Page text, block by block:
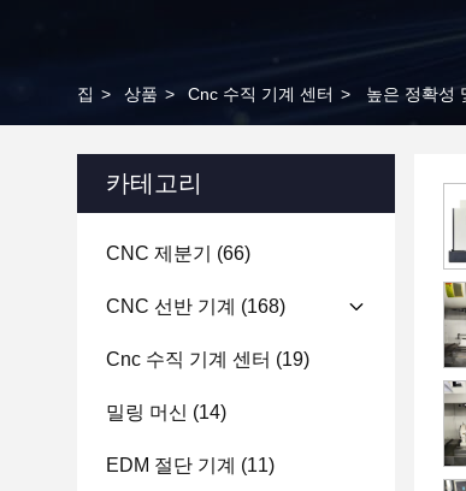
집 > 상품 > Cnc 수직 기계 센터 > 높은 정확성
카테고리
CNC 제분기 (66)
CNC 선반 기계 (168)
Cnc 수직 기계 센터 (19)
밀링 머신 (14)
EDM 절단 기계 (11)